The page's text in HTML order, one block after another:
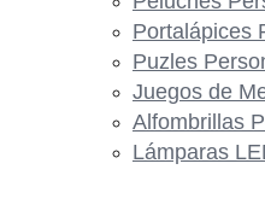
Portalápices
Puzles
Juegos de
Alfombrillas
Lámparas